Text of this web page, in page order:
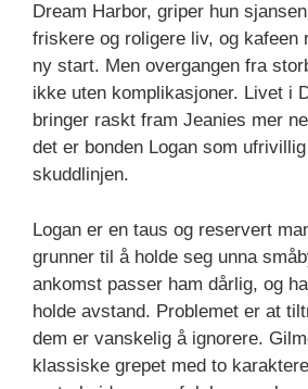
Dream Harbor, griper hun
friskere og roligere liv, og kafeen
ny start. Men overgangen fra
ikke uten komplikasjoner. Livet i
bringer raskt fram Jeanies mer
det er bonden Logan som
skuddlinjen.
Logan er en taus og reservert
grunner til å holde seg unna
ankomst passer ham dårlig, og
holde avstand. Problemet er at
dem er vanskelig å ignorere.
klassiske grepet med to